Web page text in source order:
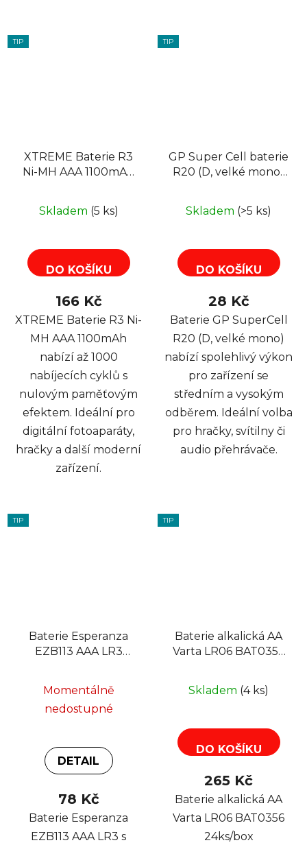
TIP
XTREME Baterie R3
Ni-MH AAA 1100mAh
Skladem (5 ks)
DO KOŠÍKU
166 Kč
XTREME Baterie R3 Ni-
MH AAA 1100mAh
nabízí až 1000
nabíjecích cyklů s
nulovým paměťovým
efektem. Ideální pro
digitální fotoaparáty,
hračky a další moderní
zařízení.
TIP
GP Super Cell baterie
R20 (D, velké mono)
Skladem (>5 ks)
DO KOŠÍKU
28 Kč
Baterie GP SuperCell
R20 (D, velké mono)
nabízí spolehlivý výkon
pro zařízení se
středním a vysokým
odběrem. Ideální volba
pro hračky, svítilny či
audio přehrávače.
TIP
Baterie Esperanza
EZB113 AAA LR3
Momentálně
nedostupné
DETAIL
78 Kč
Baterie Esperanza
EZB113 AAA LR3 s
TIP
Baterie alkalická AA
Varta LR06 BAT0356
Skladem (4 ks)
DO KOŠÍKU
265 Kč
Baterie alkalická AA
Varta LR06 BAT0356
24ks/box